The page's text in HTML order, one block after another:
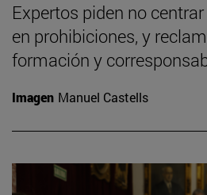
Expertos piden no
en prohibiciones, y
formación y
Imagen Manuel Castells